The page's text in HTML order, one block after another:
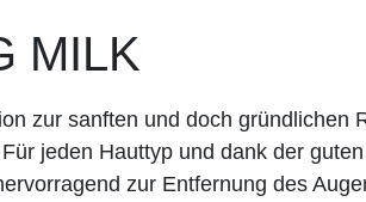
MILK
zur sanften und doch gründlichen
jeden Hauttyp und dank der guten
zur Entfernung des